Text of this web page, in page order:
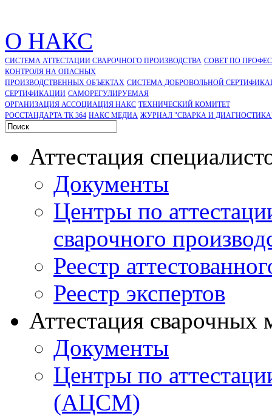
О НАКС
СИСТЕМА АТТЕСТАЦИИ СВАРОЧНОГО ПРОИЗВОДСТВА СОВЕТ ПО
КОНТРОЛЯ НА ОПАСНЫХ
ПРОИЗВОДСТВЕННЫХ ОБЪЕКТАХ СИСТЕМА ДОБРОВОЛЬНОЙ
CЕРТИФИКАЦИИ САМОРЕГУЛИРУЕМАЯ
ОРГАНИЗАЦИЯ АССОЦИАЦИЯ НАКС ТЕХНИЧЕСКИЙ КОМИТЕТ
РОССТАНДАРТА ТК 364 НАКС МЕДИА ЖУРНАЛ "СВАРКА И
Аттестация
Документы
Центры по
сварочного
Реестр
Реестр экспертов
Аттестация сварочных
Документы
Центры по
(АЦСМ)